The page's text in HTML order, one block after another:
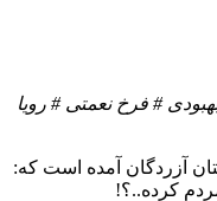
# فرخ نعمتی # رویا
آزردگان آمده است که:
کرده..؟!